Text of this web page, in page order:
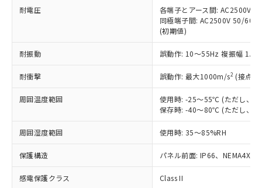
耐電圧
各端子とアース間: AC2500V
同極端子間: AC2500V 50/
(初期値)
耐振動 誤動作: 10～55Hz 複振幅
耐衝撃 誤動作: 最大1000m/s2 (接点
周囲温度範囲
使用時: -25～55℃ (ただし、氷
保存時: -40～80℃ (ただし、氷
周囲湿度範囲 使用時: 35～85%RH
保護構造 パネル前面: IP66、NEMA4X,
感電保護クラス Class II
オムロン制御機器販売店や当社販売拠
販売ネットワーク
」をご確認
在庫状況および標準価格結果を当社の
事前の承諾なく第三者に漏洩または開
示しないようお願いします。
マイパーツ機能（部品リスト作成サー
ビス）をご利用いただくには、I-Web
メンバーズにご登録されている必要が
お客様が当ウェブサイト上で当社にご
登録された部品リストについて、当社
および当社の共同利用者が、当社の製
品・サービスに関するお客様との取
引・商談に必要な範囲で利用すること
フタル酸エステル類の４物質については閾値を超える意
図的な使用がないことを確認しています。
部品在庫の切り替え状況などにより、予定
月が前後することがあります。
※3 非含有証明書ダウンロード
下記の非含有証明書をダウンロードするこ
とができます。
「ｅ」：有害物質（10物質）のすべてが基
準値以下であることを示します。
「10」：通常の使用状況下において有害物
質が外部に漏えいし、環境に深刻な影響を
及ぼさない年数を意味します。
「－」：未確認です。当社販売部門へお問
い合わせください。
ル、化学兵器、生物兵器またはその他
武器並びにこれらの製造装置等に一切
当社は、貴社製品を第三者に販売する
場合は、上記1、2および3の内容を当
該第三者に通知します。また当社は、
販売先および販売に係わる関係者が違
法に輸出するおそれがある場合は、取
り引きをいたしません。
キャンセル
在庫なし(最新の在庫状況につ
いては、お客様のお取引先、ま
たはお客様担当のオムロン制御
機器販売店・当社販売員にご確
白
受注生産機種、また在庫状況の
情報を公開していない機種